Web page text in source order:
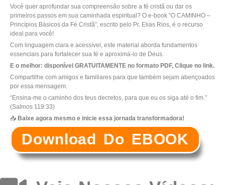
Você quer aprofundar sua compreensão sobre a fé cristã ou dar os
primeiros passos em sua caminhada espiritual? O e-book “O CAMINHO –
Princípios Básicos da Fé Cristã”, escrito pelo Pr. Elias Rios, é o recurso
ideal para você!
Com linguagem clara e acessível, este material aborda fundamentos
essenciais para fortalecer sua fé e aproximá-lo de Deus.
E o melhor: disponível GRATUITAMENTE no formato PDF, Clique no link.
Compartilhe com amigos e familiares para que também sejam abençoados
por essa mensagem.
“Ensina-me o caminho dos teus decretos, para que eu os siga até o fim.”
(Salmos 119:33)
📥 Baixe agora mesmo e inicie essa jornada transformadora!
Download Do EBOOK